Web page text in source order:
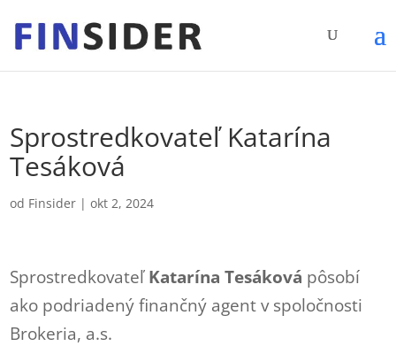
Sprostredkovateľ Katarína
Tesáková
od Finsider |okt 2, 2024
SprostredkovateľKatarína Tesáková pôsobí
ako podriadený finančný agent v spoločnosti
Brokeria, a.s.